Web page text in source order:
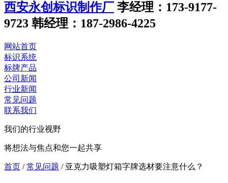
西安永创标识制作厂 李经理：173-9177-
9723 韩经理：187-2986-4225
网站首页
标识系统
标牌产品
公司新闻
行业新闻
常见问题
联系我们
我们的行业视野
将想法与焦点和您一起共享
首页 / 常见问题 /亚克力吸塑灯箱字牌选材要注意什么？